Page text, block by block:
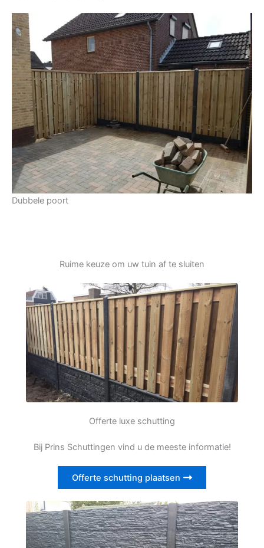
Dubbele poort
Ruime keuze om uw tuin af te sluiten
Offerte luxe schutting
Bij Prins Schuttingen vind u de meeste informatie!
Offerte schutting plaatsen